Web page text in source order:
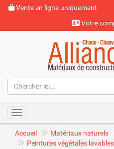
Vente en ligne uniquement
Votre
Toggle navigation
Accueil Matériaux naturels
Peintures végétales lavables